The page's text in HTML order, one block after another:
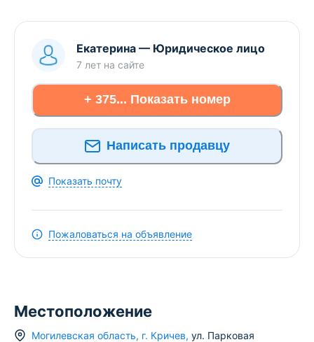
Екатерина — Юридическое лицо
7 лет на сайте
+ 375... Показать номер
Написать продавцу
Показать почту
Пожаловаться на объявление
Местоположение
Могилевская область, г. Кричев, ул. Парковая